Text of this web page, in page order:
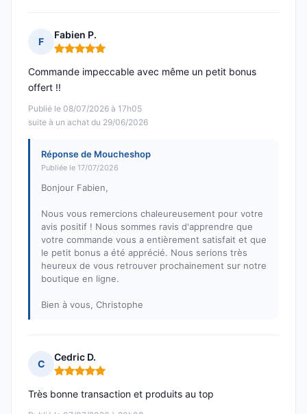
F
Fabien P.
Note : 5 sur 5
Publié le 08/07/2026 à 17h05
suite à un achat du 29/06/2026
Commande impeccable avec même un petit bonus
offert !!
Réponse de Moucheshop
Publiée le 17/07/2026
Bonjour Fabien,
Nous vous remercions chaleureusement pour votre
avis positif ! Nous sommes ravis d'apprendre que
votre commande vous a entièrement satisfait et que
le petit bonus a été apprécié. Nous serions très
heureux de vous retrouver prochainement sur notre
boutique en ligne.
Bien à vous, Christophe
C
Cedric D.
Note : 5 sur 5
Très bonne transaction et produits au top